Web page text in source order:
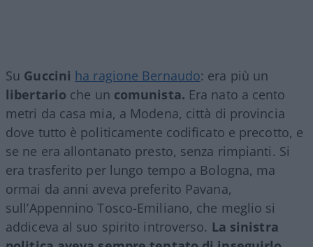
Su Guccini ha ragione Bernaudo: era più un
libertario che un comunista. Era nato a cento
metri da casa mia, a Modena, città di provincia
dove tutto è politicamente codificato e precotto, e
se ne era allontanato presto, senza rimpianti. Si
era trasferito per lungo tempo a Bologna, ma
ormai da anni aveva preferito Pavana,
sull’Appennino Tosco-Emiliano, che meglio si
addiceva al suo spirito introverso. La sinistra